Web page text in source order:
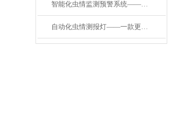
智能化虫情监测预警系统——一款竖起大拇指的害虫性诱测报系统#2024已更新
自动化虫情测报灯——一款更上一层楼的可视化虫情测报灯2024顺丰包邮